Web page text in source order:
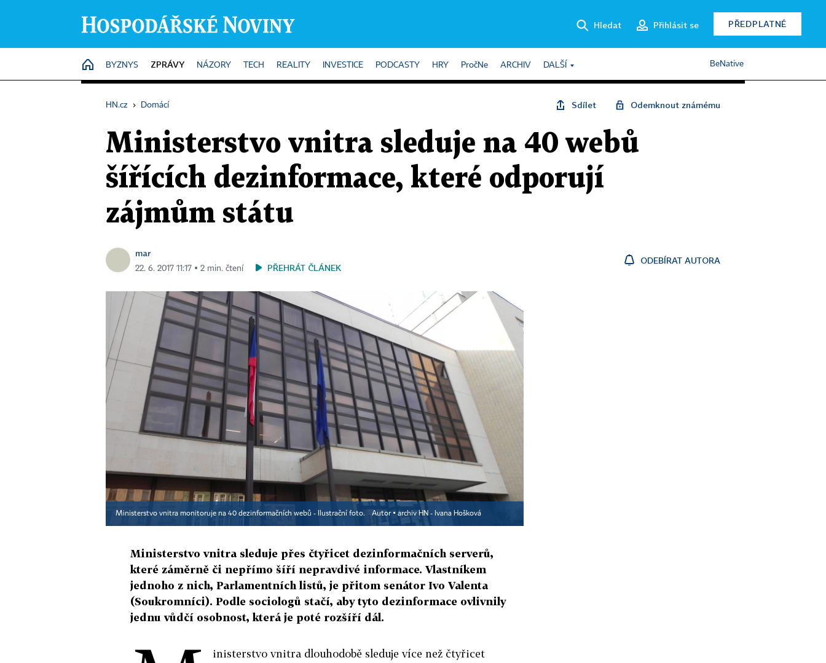
Hledat Přihlásit se PŘEDPLATNÉ
HOME
BYZNYS ZPRÁVY NÁZORY TECH REALITY INVESTICE PODCASTY HRY PročNe ARCHIV DALŠÍ BeNative
HN.cz › Domácí Sdílet Odemknout známému
Ministerstvo vnitra sleduje na 40 webů
šířících dezinformace, které odporují
zájmům státu
mar
22. 6. 2017 11:17 ▪ 2 min. čtení PŘEHRÁT ČLÁNEK
ODEBÍRAT AUTORA
Ministerstvo vnitra monitoruje na 40 dezinformačních webů - Ilustrační foto. Autor ▪ archiv HN - Ivana Hošková
Ministerstvo vnitra sleduje přes čtyřicet dezinformačních serverů,
které záměrně či nepřímo šíří nepravdivé informace. Vlastníkem
jednoho z nich, Parlamentních listů, je přitom senátor Ivo Valenta
(Soukromníci). Podle sociologů stačí, aby tyto dezinformace ovlivnily
jednu vůdčí osobnost, která je poté rozšíří dál.
inisterstvo vnitra dlouhodobě sleduje více než čtyřicet